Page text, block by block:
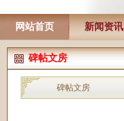
网站首页 新闻资讯
碑帖文房
碑帖文房